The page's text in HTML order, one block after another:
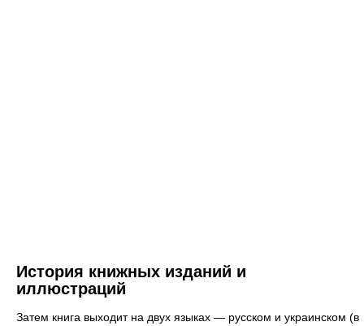
История книжных изданий и
иллюстраций
Затем книга выходит на двух языках — русском и украинском (в